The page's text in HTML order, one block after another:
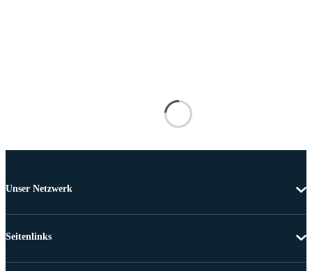
Unser Netzwerk
Seitenlinks